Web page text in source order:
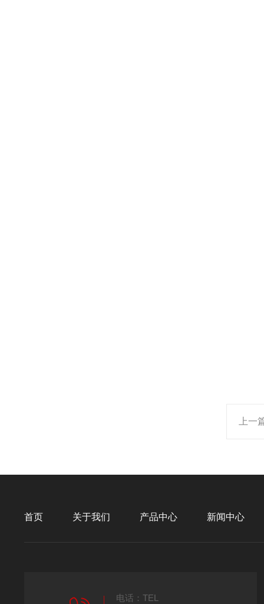
上一
首页 关于我们 产品中心 新闻中心
电话：TEL